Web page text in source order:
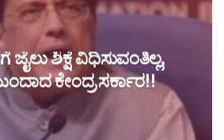
ಜೈಲು ಶಿಕ್ಷೆ ವಿಧಿಸುವಂತಿಲ್ಲ,
ಕೇಂದ್ರ ಸರ್ಕಾರ!!